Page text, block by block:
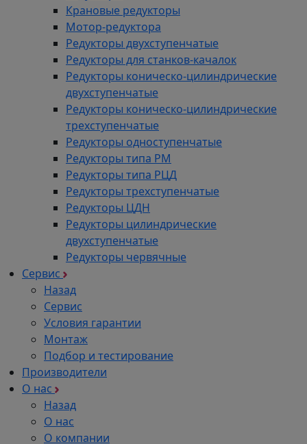
Крановые редукторы
Мотор-редуктора
Редукторы двухступенчатые
Редукторы для станков-качалок
Редукторы коническо-цилиндрические
двухступенчатые
Редукторы коническо-цилиндрические
трехступенчатые
Редукторы одноступенчатые
Редукторы типа РМ
Редукторы типа РЦД
Редукторы трехступенчатые
Редукторы ЦДН
Редукторы цилиндрические
двухступенчатые
Редукторы червячные
Сервис
Назад
Сервис
Условия гарантии
Монтаж
Подбор и тестирование
Производители
О нас
Назад
О нас
О компании